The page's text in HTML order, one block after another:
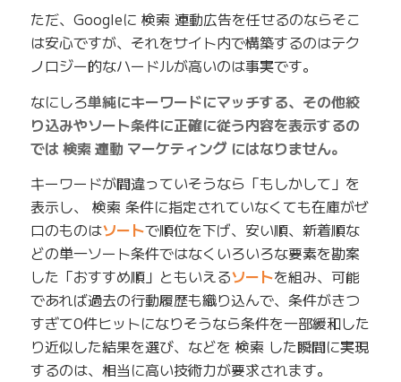
ただ、Googleに 検索 連動広告を任せるのならそこ
は安心ですが、それをサイト内で構築するのはテク
ノロジー的なハードルが高いのは事実です。
なにしろ単純にキーワードにマッチする、その他絞
り込みやソート条件に正確に従う内容を表示するの
では 検索 連動 マーケティング にはなりません。
キーワードが間違っていそうなら「もしかして」を
表示し、 検索 条件に指定されていなくても在庫がゼ
ロのものはソートで順位を下げ、安い順、新着順な
どの単一ソート条件ではなくいろいろな要素を勘案
した「おすすめ順」ともいえるソートを組み、可能
であれば過去の行動履歴も織り込んで、条件がきつ
すぎて0件ヒットになりそうなら条件を一部緩和した
り近似した結果を選び、などを 検索 した瞬間に実現
するのは、相当に高い技術力が要求されます。